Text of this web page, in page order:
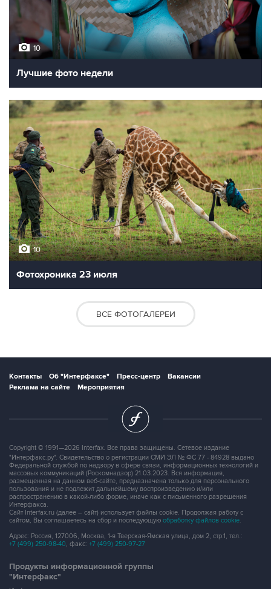
10
Лучшие фото недели
10
Фотохроника 23 июля
ВСЕ ФОТОГАЛЕРЕИ
Контакты Об "Интерфаксе" Пресс-центр
Вакансии
Реклама на сайте
Мероприятия
Copyright © 1991—2026 Interfax. Все права защищены. Сетевое издание
"Интерфакс.ру". Свидетельство о регистрации СМИ ЭЛ № ФС 77 - 84928 выдано
Федеральной службой по надзору в сфере связи, информационных технологий и
массовых коммуникаций (Роскомнадзор) 21.03.2023. Вся информация,
размещенная на данном веб-сайте, предназначена только для персонального
пользования и не подлежит дальнейшему воспроизведению и/или
распространению в какой-либо форме, иначе как с письменного разрешения
Интерфакса.
Сайт Interfax.ru (далее – сайт) использует файлы cookie. Продолжая работу с
сайтом, Вы соглашаетесь на сбор и последующую обработку файлов cookie.
Адрес: Россия, 127006, Москва, 1-я Тверская-Ямская улица, дом 2, стр.1, тел.:
+7 (499) 250-98-40, факс: +7 (499) 250-97-27
Продукты информационной группы
"Интерфакс"